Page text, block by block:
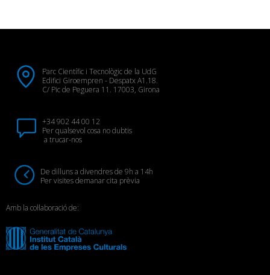
Parc Científic i Tecnològic de la UdG
Edifici Giroempren - Despatx A1.18.
C/ Pic de Peguera 11. 17003, Girona
+34 902 44 00 12
Per qualsevol cosa no dubtis
a trucar-nos
De dilluns a divendres de 9h a 14h
Per visites demanar cita prèvia
Amb la col·laboració de: